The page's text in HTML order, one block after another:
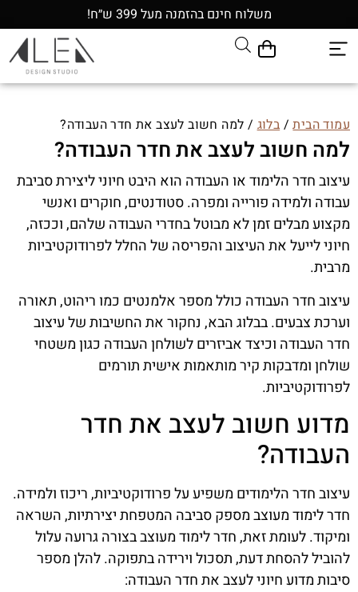
משלוח חינם בהזמנה מעל 399 ש״ח!
עמוד הבית/בלוג/ למה חשוב לעצב את חדר העבודה?
למה חשוב לעצב את חדר העבודה?
עיצוב חדר הלימוד או העבודה הוא היבט חיוני ליצירת סביבת
עבודה ולמידה פורייה ומפרה. סטודנטים, חוקרים ואנשי
מקצוע מבלים זמן לא מבוטל בחדרי העבודה שלהם, וככזה,
חיוני לייעל את העיצוב והפריסה של החלל לפרודוקטיביות
מרבית.
עיצוב חדר העבודה כולל מספר אלמנטים כמו ריהוט, תאורה
וערכת צבעים. בבלוג הבא, נחקור את החשיבות של עיצוב
חדר העבודה וכיצד אביזרים לשולחן העבודה כגון משטחי
שולחן ומדבקות קיר מותאמות אישית תורמים
לפרודוקטיביות.
מדוע חשוב לעצב את חדר
העבודה?
עיצוב חדר הלימודים משפיע על פרודוקטיביות, ריכוז ולמידה.
חדר לימוד מעוצב מספק סביבה המטפחת יצירתיות, השראה
ומיקוד. לעומת זאת, חדר לימוד מעוצב בצורה גרועה עלול
להוביל להסחת דעת, תסכול וירידה בתפוקה. להלן מספר
סיבות מדוע חיוני לעצב את חדר העבודה: